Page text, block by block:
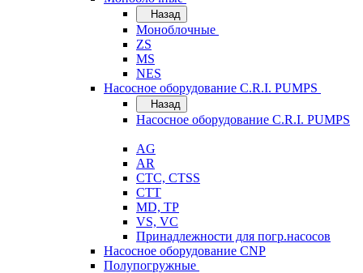
Назад
Моноблочные
ZS
MS
NES
Насосное оборудование C.R.I. PUMPS
Назад
Насосное оборудование C.R.I. PUMPS
AG
AR
CTC, CTSS
CTT
MD, TP
VS, VC
Принадлежности для погр.насосов
Насосное оборудование CNP
Полупогружные